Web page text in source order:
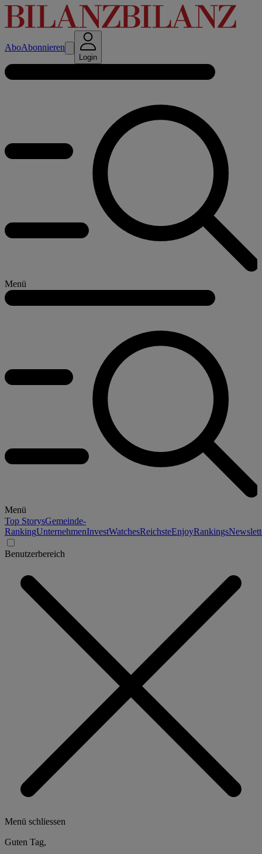
AboAbonnieren
Login
Menü
Menü
Top StorysGemeinde-
RankingUnternehmenInvestWatchesReichsteEnjoyRankings
Benutzerbereich
Menü schliessen
Guten Tag,